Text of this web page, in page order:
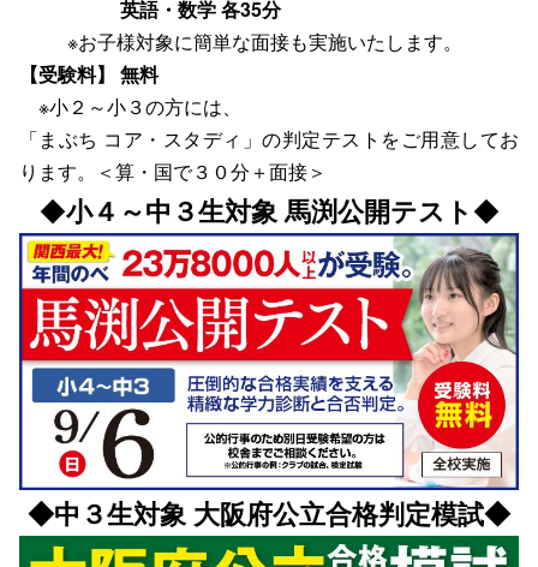
英語・数学 各35分
※お子様対象に簡単な面接も実施いたします。
【受験料】 無料
※小２～小３の方には、
「まぶち コア・スタディ」の判定テストをご用意してお
ります。＜算・国で３０分＋面接＞
◆小４～中３生対象 馬渕公開テスト◆
◆中３生対象 大阪府公立合格判定模試◆